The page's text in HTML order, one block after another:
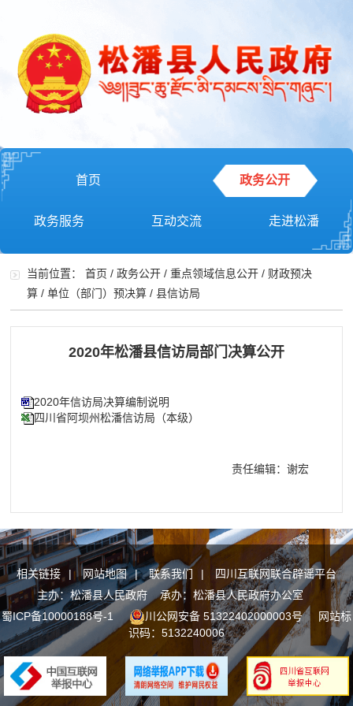
首页 政务公开
政务服务 互动交流 走进松潘
当前位置：首页 /政务公开 /重点领域信息公开 / 财政预决
算 /单位（部门）预决算 /县信访局
2020年松潘县信访局部门决算公开
2020年信访局决算编制说明
四川省阿坝州松潘信访局（本级）
责任编辑：谢宏
相关链接 | 网站地图 | 联系我们 |
四川互联网联合辟谣平台
主办：松潘县人民政府 承办：松潘县人民政府办公室
蜀ICP备10000188号-1
川公网安备 51322402000003号网站标
识码：5132240006